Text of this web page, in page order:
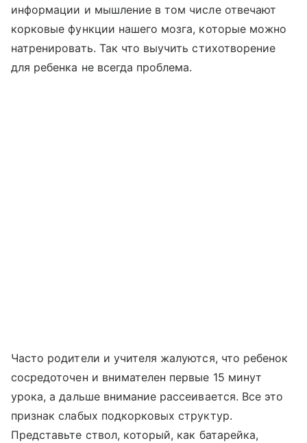
информации и мышление в том числе отвечают
корковые функции нашего мозга, которые можно
натренировать. Так что выучить стихотворение
для ребенка не всегда проблема.
Часто родители и учителя жалуются, что ребенок
сосредоточен и внимателен первые 15 минут
урока, а дальше внимание рассеивается. Все это
признак слабых подкорковых структур.
Представьте ствол, который, как батарейка,